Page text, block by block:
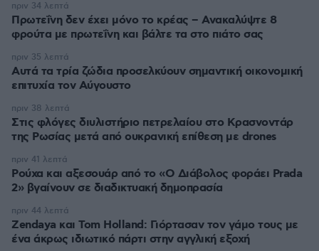
Πρωτεΐνη δεν έχει μόνο το κρέας – Ανακαλύψτε 8
φρούτα με πρωτεΐνη και βάλτε τα στο πιάτο σας
πριν 34 λεπτά
Αυτά τα τρία ζώδια προσελκύουν σημαντική οικονομική
επιτυχία τον Αύγουστο
πριν 35 λεπτά
Στις φλόγες διυλιστήριο πετρελαίου στο Κρασνοντάρ
της Ρωσίας μετά από ουκρανική επίθεση με drones
πριν 38 λεπτά
Ρούχα και αξεσουάρ από το «Ο Διάβολος φοράει Prada
2» βγαίνουν σε διαδικτυακή δημοπρασία
πριν 41 λεπτά
Zendaya και Tom Holland: Γιόρτασαν τον γάμο τους με
ένα άκρως ιδιωτικό πάρτι στην αγγλική εξοχή
πριν 44 λεπτά